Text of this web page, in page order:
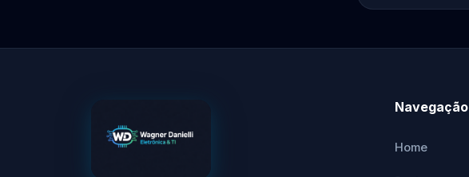
Navegação
Home